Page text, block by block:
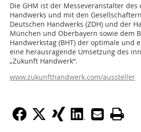
Die GHM ist der Messeveranstalter des
Handwerks und mit den
Deutschen Handwerks (ZDH) und der
München und Oberbayern sowie dem
Handwerkstag (BHT) der optimale und
eine herausragende Umsetzung des
„Zukunft Handwerk“.
www.zukunfthandwerk.com/aussteller